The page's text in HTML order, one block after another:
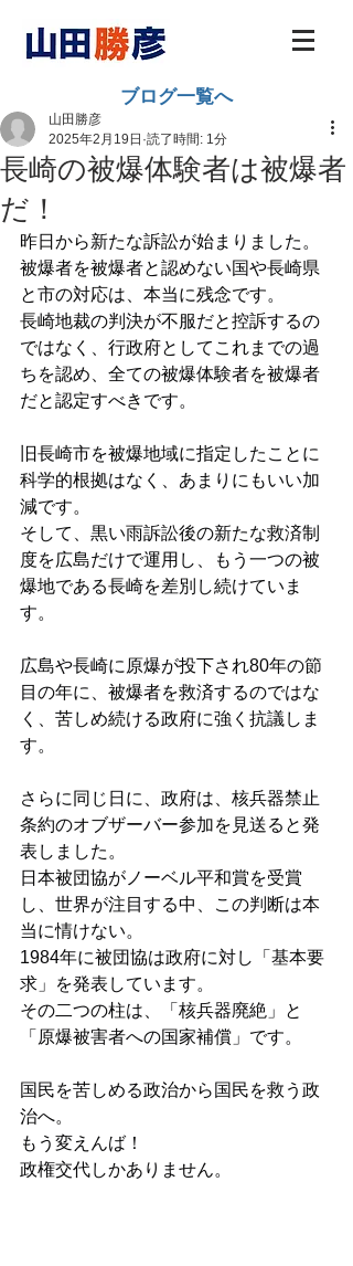
ブログ一覧へ
長崎の被爆体験者は被爆者
だ！
山田勝彦
2025年2月19日 読了時間: 1分
昨日から新たな訴訟が始まりました。
被爆者を被爆者と認めない国や長崎県
と市の対応は、本当に残念です。
長崎地裁の判決が不服だと控訴するの
ではなく、行政府としてこれまでの過
ちを認め、全ての被爆体験者を被爆者
だと認定すべきです。
旧長崎市を被爆地域に指定したことに
科学的根拠はなく、あまりにもいい加
減です。
そして、黒い雨訴訟後の新たな救済制
度を広島だけで運用し、もう一つの被
爆地である長崎を差別し続けていま
す。
広島や長崎に原爆が投下され80年の節
目の年に、被爆者を救済するのではな
く、苦しめ続ける政府に強く抗議しま
す。
さらに同じ日に、政府は、核兵器禁止
条約のオブザーバー参加を見送ると発
表しました。
日本被団協がノーベル平和賞を受賞
し、世界が注目する中、この判断は本
当に情けない。
1984年に被団協は政府に対し「基本要
求」を発表しています。
その二つの柱は、「核兵器廃絶」と
「原爆被害者への国家補償」です。
国民を苦しめる政治から国民を救う政
治へ。
もう変えんば！
政権交代しかありません。